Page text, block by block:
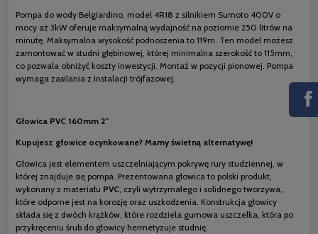
Pompa do wody Belgiardino, model 4R18 z silnikiem Sumoto 400V o
mocy aż 3kW oferuje maksymalną wydajność na poziomie 250 litrów na
minutę. Maksymalna wysokość podnoszenia to 119m. Ten model możesz
zamontować w studni głębinowej, której minimalna szerokość to 115mm,
co pozwala obniżyć koszty inwestycji. Montaż w pozycji pionowej. Pompa
wymaga zasilania z instalacji trójfazowej.
Głowica PVC 160mm 2''
Kupujesz głowice ocynkowane? Mamy świetną alternatywę!
Głowica jest elementem uszczelniającym pokrywę rury studziennej, w
której znajduje się pompa. Prezentowana głowica to polski produkt,
wykonany z materiału PVC, czyli wytrzymałego i solidnego tworzywa,
które odporne jest na korozję oraz uszkodzenia. Konstrukcja głowicy
składa się z dwóch krążków, które rozdziela gumowa uszczelka, która po
przykręceniu śrub do głowicy hermetyzuje studnię.